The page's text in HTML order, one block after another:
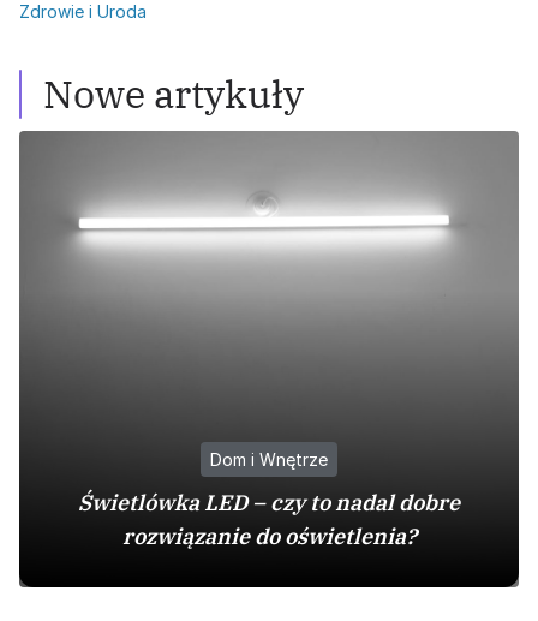
Zdrowie i Uroda
Nowe artykuły
Dom i Wnętrze
Świetlówka LED – czy to nadal dobre
rozwiązanie do oświetlenia?